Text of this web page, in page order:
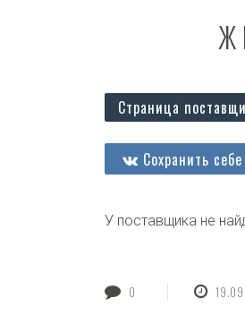
Страница
Сохранить
У поставщика не
0